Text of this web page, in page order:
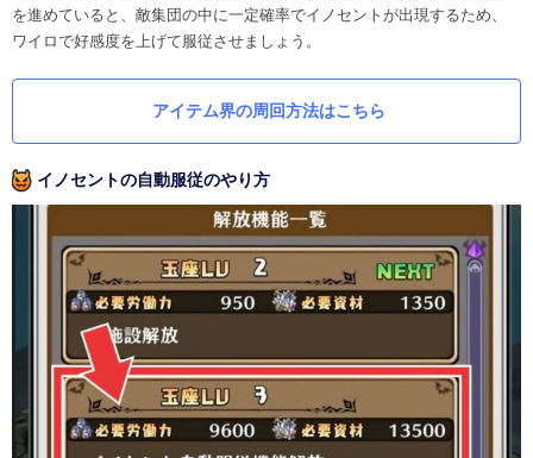
を進めていると、敵集団の中に一定確率でイノセントが出現するため、
ワイロで好感度を上げて服従させましょう。
アイテム界の周回方法はこちら
イノセントの自動服従のやり方